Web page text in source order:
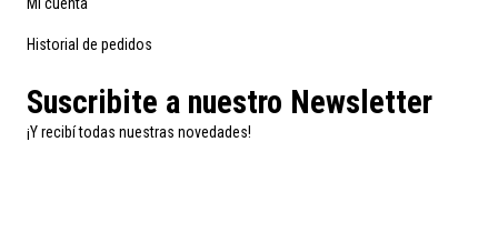
Historial de pedidos
Suscribite a nuestro Newsletter
¡Y recibí todas nuestras novedades!